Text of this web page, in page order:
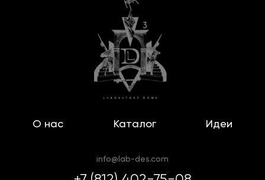
О нас Каталог Идеи
info@lab-des.com